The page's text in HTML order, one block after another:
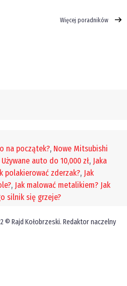
Więcej poradników
na początek?, Nowe Mitsubishi
Używane auto do 10,000 zł, Jaka
polakierować zderzak?, Jak
, Jak malować metalikiem? Jak
silnik się grzeje?
© Rajd Kołobrzeski. Redaktor naczelny